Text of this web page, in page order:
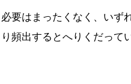
要はまったくなく、いず
頻出するとへりくだって